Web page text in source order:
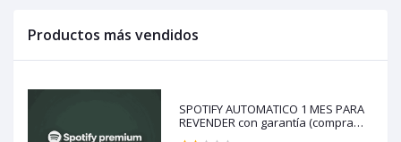
Productos más vendidos
SPOTIFY AUTOMATICO 1 MES PARA
REVENDER con garantía (compra
solo si tienes creditos)